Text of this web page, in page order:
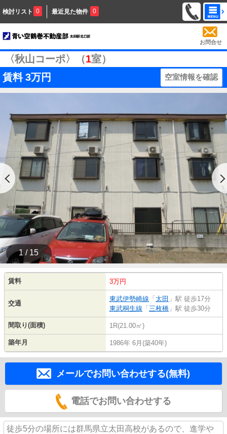
検討リスト 0 最近見た物件 0
お問合せ
〈秋山コーポ〉（1室）
賃料 3万円 空室情報を確認
1 / 15
賃料 3万円
交通
東武伊勢崎線 「 太田 」駅 徒歩17分
東武桐生線 「 三枚橋 」駅 徒歩30分
間取り(面積) 1R(21.00㎡)
築年月 1986年 6月(築40年)
メールでお問い合わせする(無料)
電話でお問い合わせする
徒歩5分の場所には群馬県立太田高校があるので、進学や